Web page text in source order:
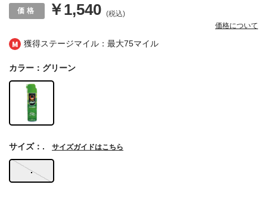
獲得ステージマイル：最大75マイル
￥1,540 (税込)
価格について
カラー：グリーン
.
サイズ：. サイズガイドはこちら